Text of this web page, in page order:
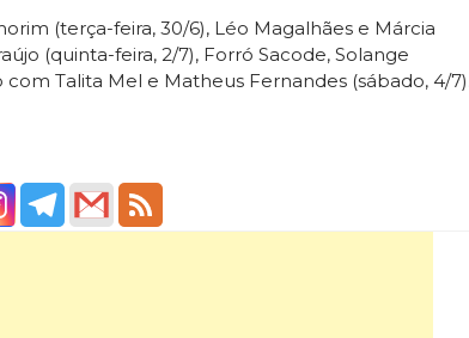
(terça-feira, 30/6), Léo Magalhães e Márcia
(quinta-feira, 2/7), Forró Sacode, Solange
Talita Mel e Matheus Fernandes (sábado, 4/